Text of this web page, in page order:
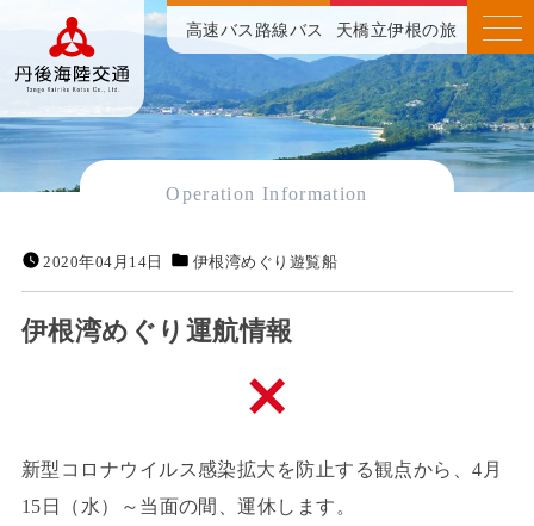
高速バス 路線バス 天橋立伊根の旅
Operation Information
2020年04月14日 伊根湾めぐり遊覧船
伊根湾めぐり運航情報
新型コロナウイルス感染拡大を防止する観点から、4月
15日（水）～当面の間、運休します。